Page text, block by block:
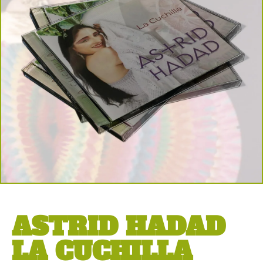
ASTRID HADAD
LA CUCHILLA